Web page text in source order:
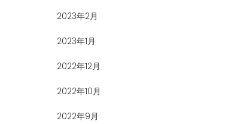
2023年2月
2023年1月
2022年12月
2022年10月
2022年9月